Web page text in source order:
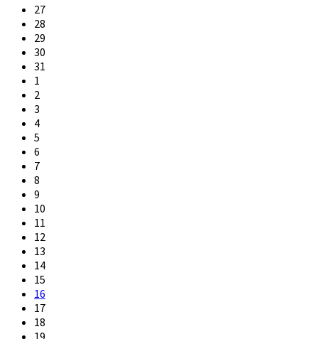
Skip
calendar
days
27
28
29
30
31
1
2
3
4
5
6
7
8
9
10
11
12
13
14
15
16
17
18
19